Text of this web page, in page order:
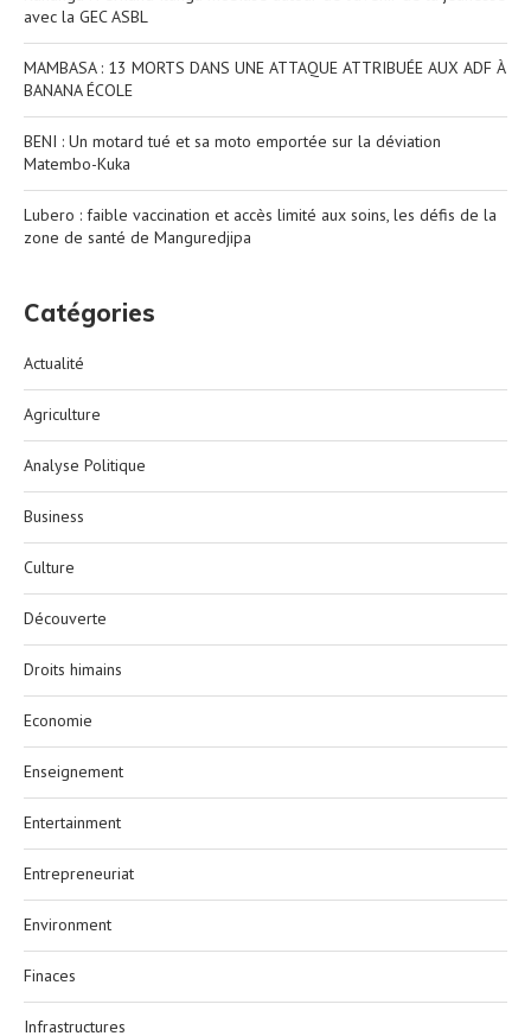
avec la GEC ASBL
MAMBASA : 13 MORTS DANS UNE ATTAQUE ATTRIBUÉE AUX ADF À
BANANA ÉCOLE
BENI : Un motard tué et sa moto emportée sur la déviation
Matembo-Kuka
Lubero : faible vaccination et accès limité aux soins, les défis de la
zone de santé de Manguredjipa
Catégories
Actualité
Agriculture
Analyse Politique
Business
Culture
Découverte
Droits himains
Economie
Enseignement
Entertainment
Entrepreneuriat
Environment
Finaces
Infrastructures